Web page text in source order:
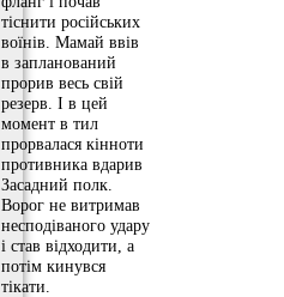
тіснити російських
воїнів. Мамай ввів
в запланований
прорив весь свій
резерв. І в цей
момент в тил
прорвалася кінноти
противника вдарив
Засадний полк.
Ворог не витримав
несподіваного удару
і став відходити, а
потім кинувся
тікати.